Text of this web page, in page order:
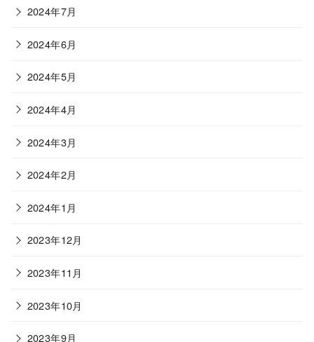
2024年7月
2024年6月
2024年5月
2024年4月
2024年3月
2024年2月
2024年1月
2023年12月
2023年11月
2023年10月
2023年9月